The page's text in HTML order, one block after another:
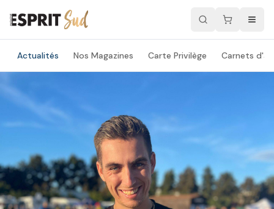
Actualités Nos Magazines Carte Privilège Carnets